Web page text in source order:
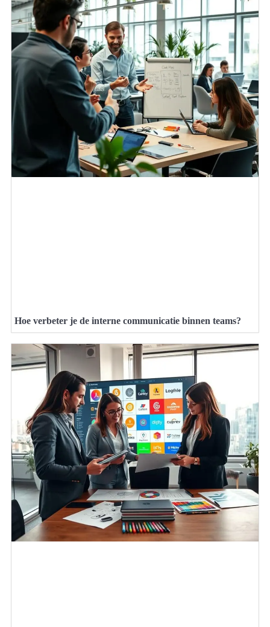
Hoe verbeter je de interne communicatie binnen teams?